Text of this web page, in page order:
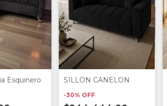
Esquinero SILLON CANELON
-30% OFF